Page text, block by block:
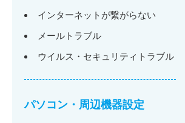
インターネットが繋がらない
メールトラブル
ウイルス・セキュリティトラブル
パソコン・周辺機器設定